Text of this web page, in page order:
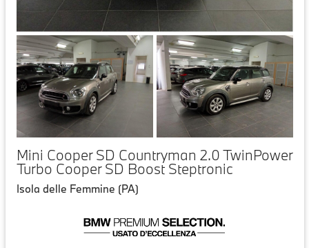
Mini Cooper SD Countryman 2.0 TwinPower
Turbo Cooper SD Boost Steptronic
Isola delle Femmine (PA)